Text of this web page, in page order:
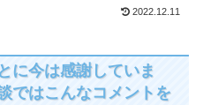
2022.12.11
に今は感謝していま
ではこんなコメントを